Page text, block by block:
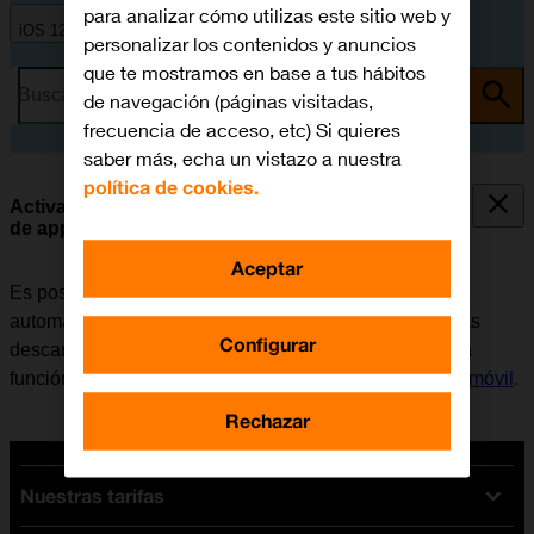
iOS 12.0
Busca por problema o tema
Activar o desactivar la sincronización automática
de apps y del contenido de las apps
Es posible configurar el móvil para que descargue
automáticamente apps y contendido de apps que hayas
descargado en otros dispositivos. Para poder utilizar la
función, es necesarioactivar la Cuenta de Apple en el móvil .
Nuestras tarifas
para analizar cómo utilizas este sitio web y
personalizar los contenidos y anuncios
que te mostramos en base a tus hábitos
de navegación (páginas visitadas,
frecuencia de acceso, etc) Si quieres
saber más, echa un vistazo a nuestra
política de cookies.
Configurar
Rechazar
Aceptar